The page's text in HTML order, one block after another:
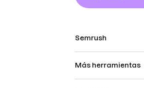
Semrush
Más herramientas